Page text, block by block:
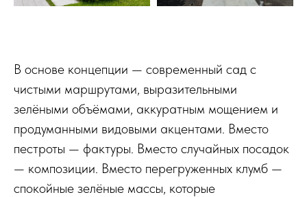
В основе концепции — современный сад с
чистыми маршрутами, выразительными
зелёными объёмами, аккуратным мощением и
продуманными видовыми акцентами. Вместо
пестроты — фактуры. Вместо случайных посадок
— композиции. Вместо перегруженных клумб —
спокойные зелёные массы, которые